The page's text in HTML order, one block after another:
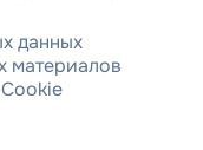
данных
материалов